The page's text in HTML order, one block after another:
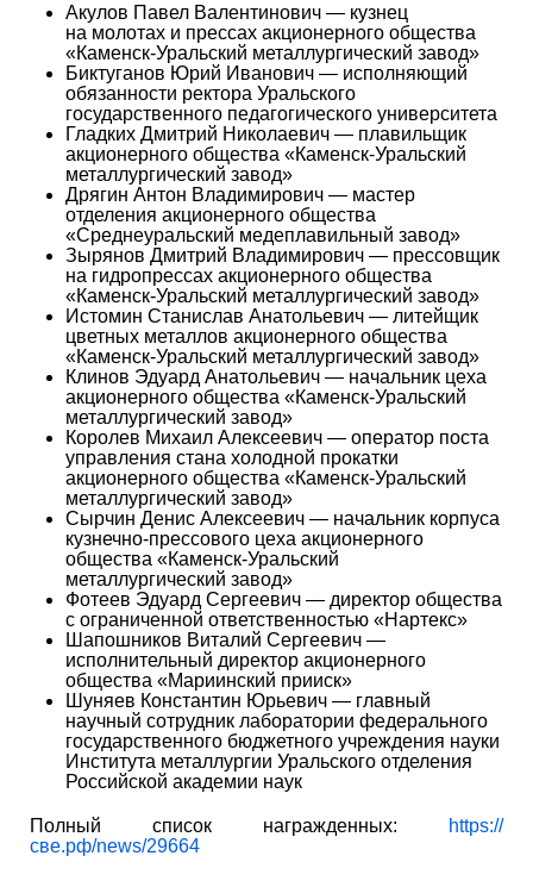
Акулов Павел Валентинович — кузнец
на молотах и прессах акционерного общества
«Каменск-Уральский металлургический завод»
Биктуганов Юрий Иванович — исполняющий
обязанности ректора Уральского
государственного педагогического университета
Гладких Дмитрий Николаевич — плавильщик
акционерного общества «Каменск-Уральский
металлургический завод»
Дрягин Антон Владимирович — мастер
отделения акционерного общества
«Среднеуральский медеплавильный завод»
Зырянов Дмитрий Владимирович — прессовщик
на гидропрессах акционерного общества
«Каменск-Уральский металлургический завод»
Истомин Станислав Анатольевич — литейщик
цветных металлов акционерного общества
«Каменск-Уральский металлургический завод»
Клинов Эдуард Анатольевич — начальник цеха
акционерного общества «Каменск-Уральский
металлургический завод»
Королев Михаил Алексеевич — оператор поста
управления стана холодной прокатки
акционерного общества «Каменск-Уральский
металлургический завод»
Сырчин Денис Алексеевич — начальник корпуса
кузнечно-прессового цеха акционерного
общества «Каменск-Уральский
металлургический завод»
Фотеев Эдуард Сергеевич — директор общества
с ограниченной ответственностью «Нартекс»
Шапошников Виталий Сергеевич —
исполнительный директор акционерного
общества «Мариинский прииск»
Шуняев Константин Юрьевич — главный
научный сотрудник лаборатории федерального
государственного бюджетного учреждения науки
Института металлургии Уральского отделения
Российской академии наук
Полный список награжденных:
https://
све.рф/news/29664